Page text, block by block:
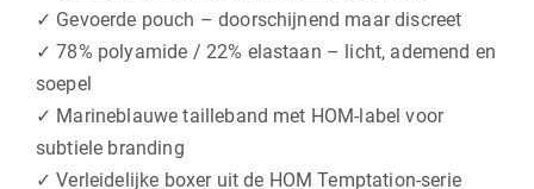
✓ Gevoerde pouch – doorschijnend maar discreet
✓ 78% polyamide / 22% elastaan – licht, ademend en
soepel
✓ Marineblauwe tailleband met HOM-label voor
subtiele branding
✓ Verleidelijke boxer uit de HOM Temptation-serie